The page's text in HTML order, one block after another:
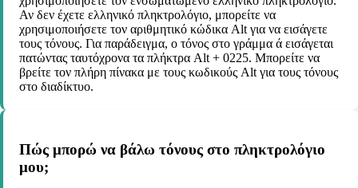
Αν δεν έχετε ελληνικό πληκτρολόγιο, μπορείτε να
χρησιμοποιήσετε τον αριθμητικό κώδικα Alt για να εισάγετε
τους τόνους. Για παράδειγμα, ο τόνος στο γράμμα ά εισάγεται
πατώντας ταυτόχρονα τα πλήκτρα Alt + 0225. Μπορείτε να
βρείτε τον πλήρη πίνακα με τους κωδικούς Alt για τους τόνους
στο διαδίκτυο.
Πώς μπορώ να βάλω τόνους στο πληκτρολόγιο
μου;